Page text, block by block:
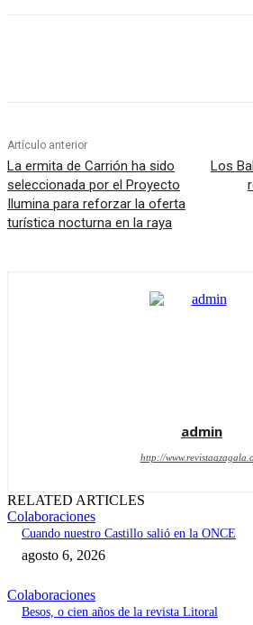
Artículo anterior
La ermita de Carrión ha sido
seleccionada por el Proyecto
Ilumina para reforzar la oferta
turística nocturna en la raya
Los
admin
http://
RELATED ARTICLES
Colaboraciones
Cuando nuestro Castillo salió en la ONCE
agosto 6, 2026
Colaboraciones
Besos, o cien años de la revista Litoral